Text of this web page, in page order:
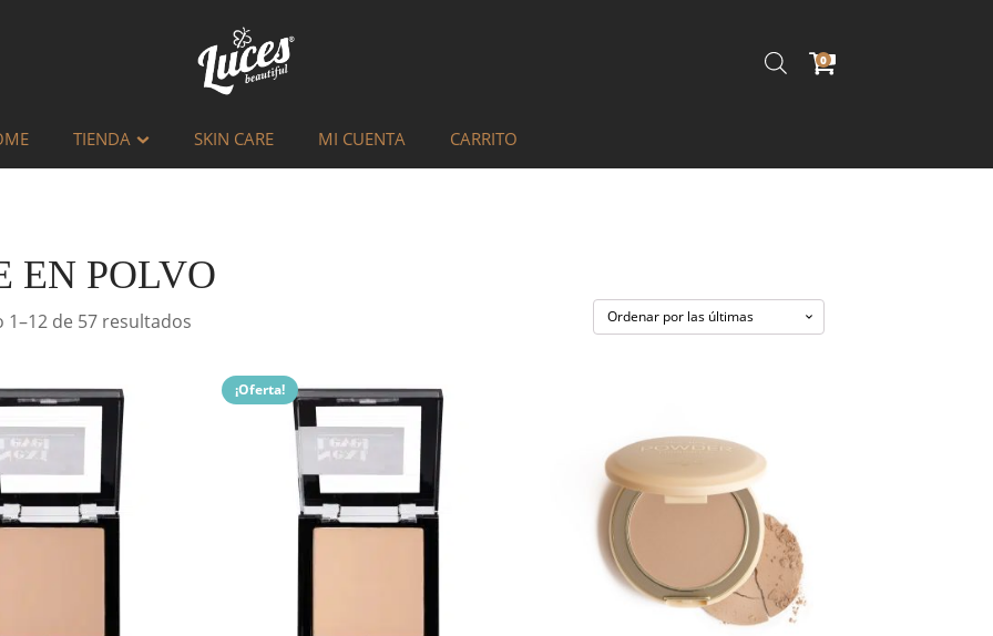
0
TIENDA SKIN CARE MI CUENTA CARRITO
EN POLVO
de 57 resultados
latest
¡Oferta!